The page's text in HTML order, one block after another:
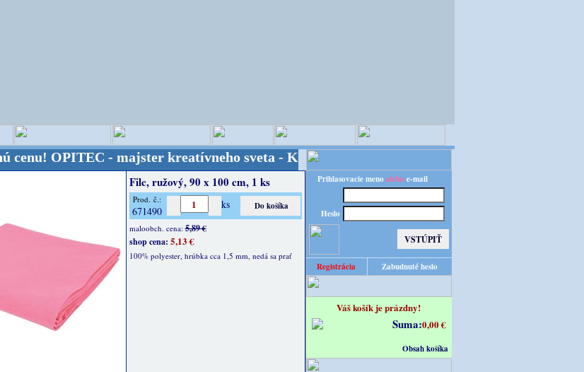
OPITEC - majster kreatívneho sveta - Kvalita za výhodnú cenu!
Filc, ružový, 90 x 100 cm, 1 ks
Prod. č.:
671490
ks
maloobch. cena:5,89 €
shop cena: 5,13 €
100% polyester, hrúbka cca 1,5 mm, nedá sa prať
Prihlasovacie meno alebo e-mail
Heslo
Registrácia Zabudnuté heslo
Váš košík je prázdny!
Suma:0,00 €
Obsah košíka